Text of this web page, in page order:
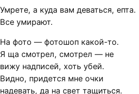
Умрете, а куда вам деваться, епта.
Все умирают.
На фото — фотошоп какой-то.
Я ща смотрел, смотрел — не
вижу надписей, хоть убей.
Видно, придется мне очки
надевать, да на свет тащиться.